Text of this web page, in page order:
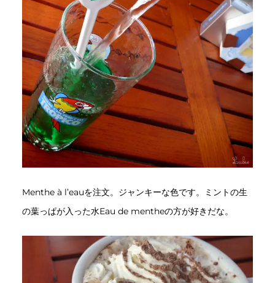
Menthe à l’eauを注文。ジャンキーな色です。ミントの生
の葉っぱが入った水Eau de mentheの方が好きだな。